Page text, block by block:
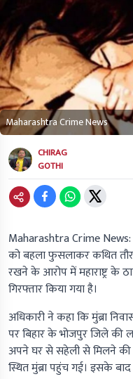
Maharashtra Crime News
CHIRAG
GOTHI
Maharashtra Crime News:
को बहला फुसलाकर कथित
रखने के आरोप में महाराष्ट्र के
गिरफ्तार किया गया है।
अधिकारी ने कहा कि मुंब्रा
पर बिहार के भोजपुर जिले की
अपने घर से सहेली से मिलने
स्थित मुंब्रा पहुंच गई। इसके